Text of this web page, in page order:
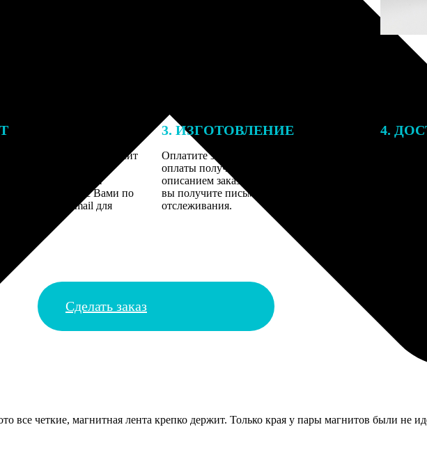
ФотоКниги зависит
заказа к печати наши
могут связаться с Вами по
телефону или email для
3. ИЗГОТОВЛЕНИЕ
Оплатите заказ банковской картой. После
оплаты получите подтверждение на email с
описанием заказа. Когда отправим заказ
вы получите письмо с трек-номером для
отслеживания.
4.
Введите
заказа.
его в
Сделать заказ
все четкие, магнитная лента крепко держит. Только края у пары магнитов были не